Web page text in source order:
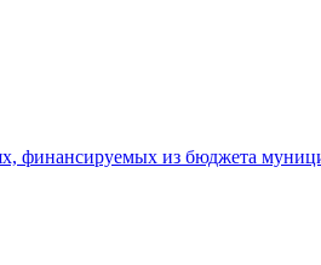
финансируемых из бюджета